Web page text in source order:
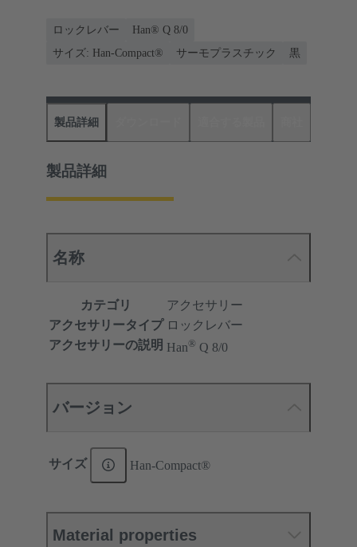
ロックレバー
Han® Q 8/0
サイズ: Han-Compact®
サーモプラスチック 黒
製品詳細
製品詳細
名称
カテゴリ
アクセサリー
アクセサリータイプ ロックレバー
アクセサリーの説明 Han® Q 8/0
バージョン
サイズ Han-Compact®
Material properties